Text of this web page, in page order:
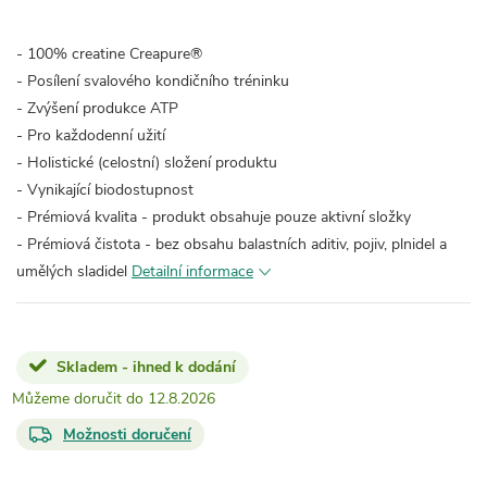
- 100% creatine Creapure®
- Posílení svalového kondičního tréninku
- Zvýšení produkce ATP
- Pro každodenní užití
- Holistické (celostní) složení produktu
- Vynikající biodostupnost
- Prémiová kvalita - produkt obsahuje pouze aktivní složky
- Prémiová čistota - bez obsahu balastních aditiv, pojiv, plnidel a
umělých sladidel Detailní informace
Skladem - ihned k dodání
12.8.2026
Možnosti doručení